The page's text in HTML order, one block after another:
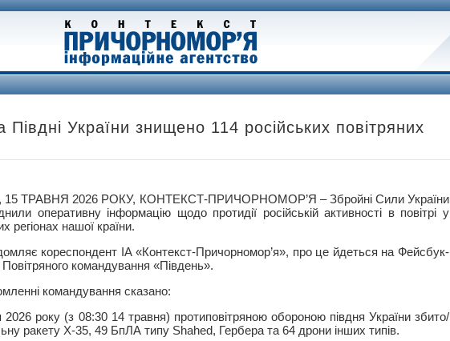
України знищено 114 російських повітряних
ТРАВНЯ 2026 РОКУ, КОНТЕКСТ-ПРИЧОРНОМОР’Я – Збройні Сили України
оперативну інформацію щодо протидії російській активності в повітрі у
регіонах нашої країни.
кореспондент ІА «Контекст-Причорномор’я», про це йдеться на Фейсбук-
Повітряного командування «Південь».
командування сказано:
року (з 08:30 14 травня) протиповітряною обороною півдня України збито/
ракету Х-35, 49 БпЛА типу Shahed, Гербера та 64 дрони інших типів.